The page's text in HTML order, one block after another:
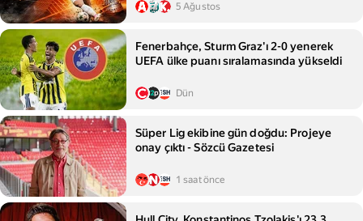
5 Ağustos
Fenerbahçe, Sturm Graz'ı 2-0 yenerek
UEFA ülke puanı sıralamasında yükseldi
Dün
Süper Lig ekibine gün doğdu: Projeye
onay çıktı - Sözcü Gazetesi
1 saat önce